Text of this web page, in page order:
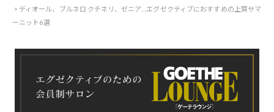
ディオール、ブルネロ クチネリ、ゼニア…エグゼクティブにおすすめの上質サマ
ーニット6選